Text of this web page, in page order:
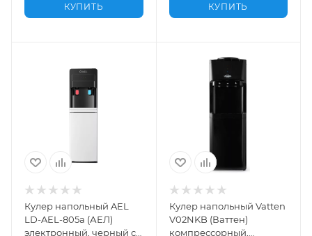
КУПИТЬ КУПИТЬ
Кулер напольный AEL
LD-AEL-805a (АЕЛ)
электронный, черный с
Кулер напольный Vatten
V02NKB (Ваттен)
компрессорный,